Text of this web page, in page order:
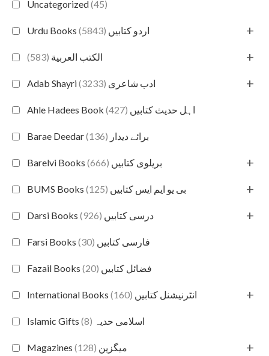
Uncategorized(45)
Urdu Books اردو کتابیں (5843) +
الكتب العربية (583) +
Adab Shayri ادب شاعری (3233) +
Ahle Hadees Book اہل حدیث کتابیں (427)
Barae Deedar برائے دیدار (136)
Barelvi Books بریلوی کتابیں (666) +
BUMS Books بی یو ایم ایس کتابیں (125) +
Darsi Books درسی کتابیں (926) +
Farsi Books فارسی کتابیں (30)
Fazail Books فضائل کتابیں (20)
International Books انٹرنیشنل کتابیں (160) +
Islamic Gifts اسلامی حدیہ (8)
Magazines میگزین (128) +